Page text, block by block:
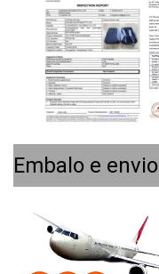
Embalo e envio